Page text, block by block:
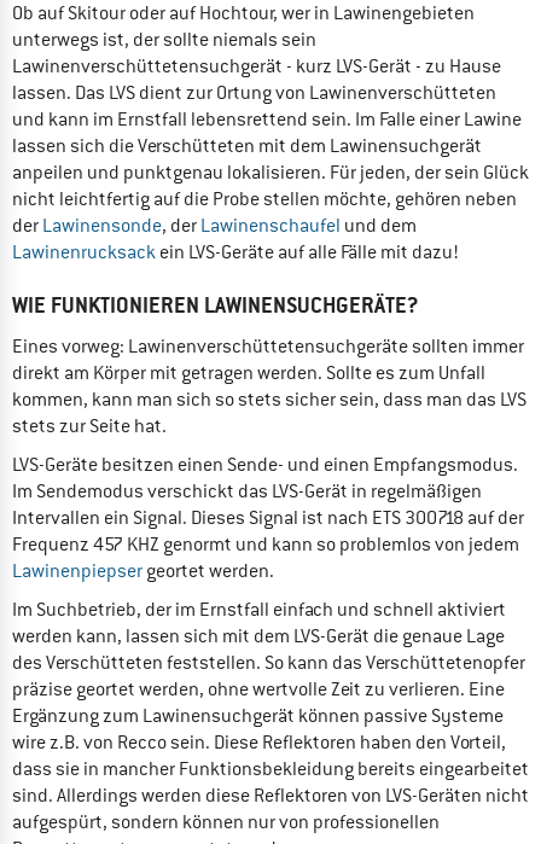
Ob auf Skitour oder auf Hochtour, wer in Lawinengebieten
unterwegs ist, der sollte niemals sein
Lawinenverschüttetensuchgerät - kurz LVS-Gerät - zu Hause
lassen. Das LVS dient zur Ortung von Lawinenverschütteten
und kann im Ernstfall lebensrettend sein. Im Falle einer Lawine
lassen sich die Verschütteten mit dem Lawinensuchgerät
anpeilen und punktgenau lokalisieren. Für jeden, der sein Glück
nicht leichtfertig auf die Probe stellen möchte, gehören neben
der Lawinensonde, der Lawinenschaufel und dem
Lawinenrucksack ein LVS-Geräte auf alle Fälle mit dazu!
WIE FUNKTIONIEREN LAWINENSUCHGERÄTE?
Eines vorweg: Lawinenverschüttetensuchgeräte sollten immer
direkt am Körper mit getragen werden. Sollte es zum Unfall
kommen, kann man sich so stets sicher sein, dass man das LVS
stets zur Seite hat.
LVS-Geräte besitzen einen Sende- und einen Empfangsmodus.
Im Sendemodus verschickt das LVS-Gerät in regelmäßigen
Intervallen ein Signal. Dieses Signal ist nach ETS 300718 auf der
Frequenz 457 KHZ genormt und kann so problemlos von jedem
Lawinenpiepser geortet werden.
Im Suchbetrieb, der im Ernstfall einfach und schnell aktiviert
werden kann, lassen sich mit dem LVS-Gerät die genaue Lage
des Verschütteten feststellen. So kann das Verschüttetenopfer
präzise geortet werden, ohne wertvolle Zeit zu verlieren. Eine
Ergänzung zum Lawinensuchgerät können passive Systeme
wire z.B. von Recco sein. Diese Reflektoren haben den Vorteil,
dass sie in mancher Funktionsbekleidung bereits eingearbeitet
sind. Allerdings werden diese Reflektoren von LVS-Geräten nicht
aufgespürt, sondern können nur von professionellen